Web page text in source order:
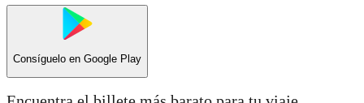
Consíguelo en Google Play